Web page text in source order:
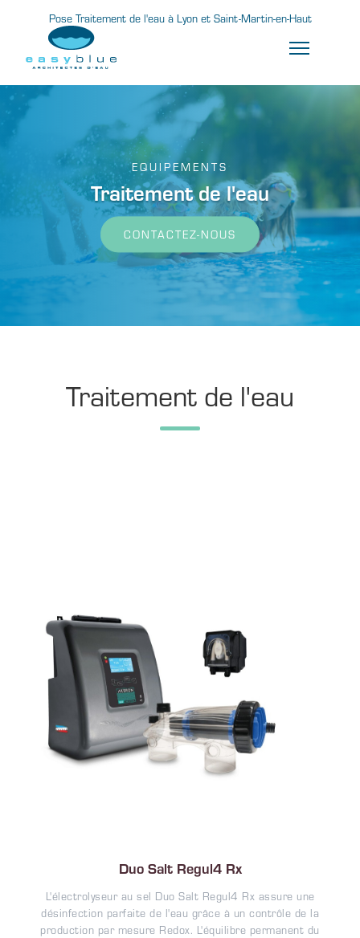
Pose Traitement de l'eau à Lyon et Saint-Martin-en-Haut
EQUIPEMENTS
Traitement de l'eau
CONTACTEZ-NOUS
Traitement de l'eau
Duo Salt Regul4 Rx
L'électrolyseur au sel Duo Salt Regul4 Rx assure une
désinfection parfaite de l'eau grâce à un contrôle de la
production par mesure Redox. L'équilibre permanent du